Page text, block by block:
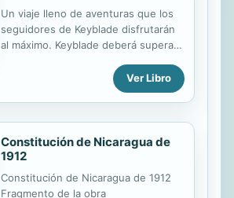
Un viaje lleno de aventuras que los
seguidores de Keyblade disfrutarán
al máximo. Keyblade deberá superar
odisea con batallas de rap y la ayuda
de una dragona y otras divertidas
criaturas fantásticas ¡No te pierdas
esta épica aventura de rap del
frikismo! Keyblade tiene claro que lo
más importante es concentrarse al
grabar los raps del frikismo para su
canal en YouTube, a menos que... su
Ver Libro
Constitución de Nicaragua de
1912
Constitución de Nicaragua de 1912
Fragmento de la obra